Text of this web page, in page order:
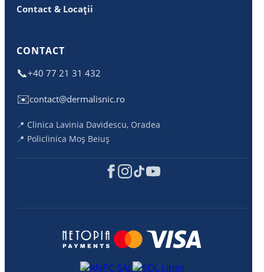
Contact & Locații
CONTACT
📞+40 77 21 31 432
✉️contact@dermalisnic.ro
📍 Clinica Lavinia Davidescu, Oradea
📍 Policlinica Moș Beiuș